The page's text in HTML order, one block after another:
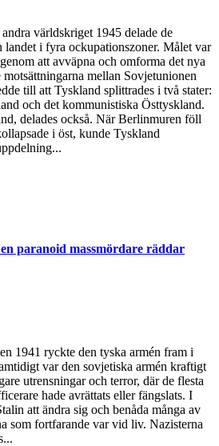
världskriget 1945 delade de
landet i fyra ockupationszoner. Målet var
att avväpna och omforma det nya
mellan Sovjetunionen
till att Tyskland splittrades i två stater:
och det kommunistiska Östtyskland.
delades också. När Berlinmuren föll
i öst, kunde Tyskland
paranoid massmördare räddar
1941 ryckte den tyska armén fram i
var den sovjetiska armén kraftigt
utrensningar och terror, där de flesta
hade avrättats eller fängslats. I
att ändra sig och benåda många av
som fortfarande var vid liv. Nazisterna